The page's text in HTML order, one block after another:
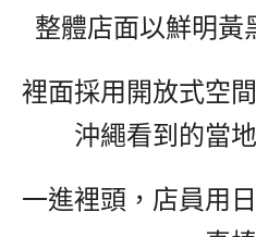
整體店面以鮮明黃
裡面採用開放式空
沖繩看到的當
一進裡頭，店員用